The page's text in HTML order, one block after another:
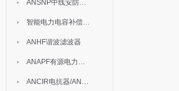
ANSNP中线安防保护器
智能电力电容补偿装置
ANHF谐波滤波器
ANAPF有源电力滤波器
ANCIR电抗器/ANHPD300谐波保护器